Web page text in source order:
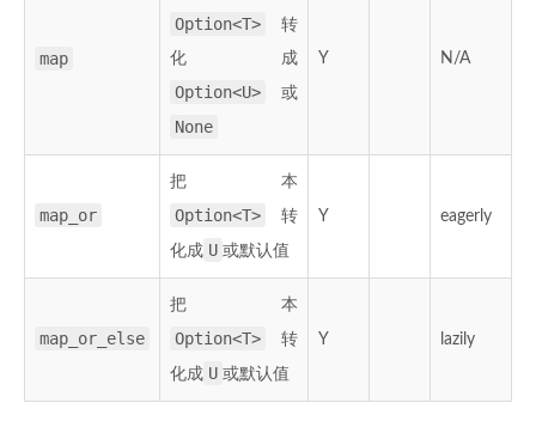
map
Option<T>
转
化成
Option<U> 或
None
Y N/A
map_or
把本
Option<T> 转
化成 U 或默认值
Y eagerly
map_or_else
把本
Option<T> 转
化成 U 或默认值
Y lazily